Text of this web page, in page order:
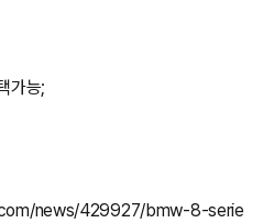
가능;
news/429927/bmw-8-serie